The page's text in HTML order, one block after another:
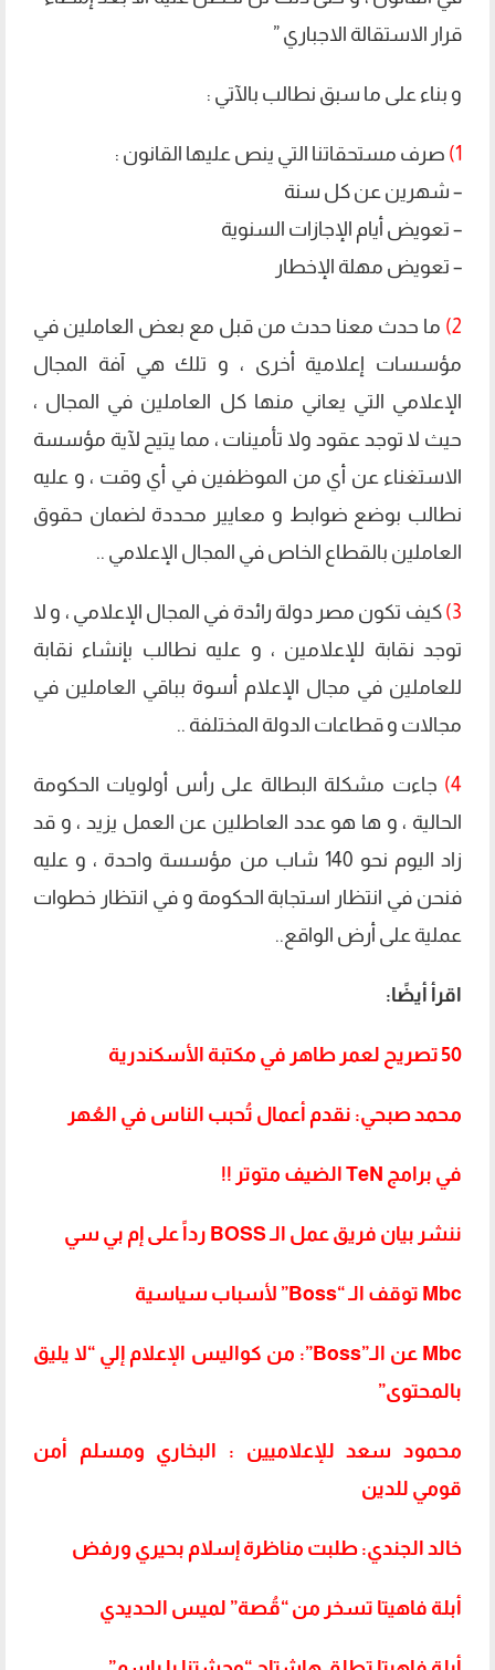
قرار الاستقالة الاجباري ”
و بناء على ما سبق نطالب بالآتي :
1) صرف مستحقاتنا التي ينص عليها القانون :
– شهرين عن كل سنة
– تعويض أيام الإجازات السنوية
– تعويض مهلة الإخطار
2) ما حدث معنا حدث من قبل مع بعض العاملين في
مؤسسات إعلامية أخرى ، و تلك هي آفة المجال
الإعلامي التي يعاني منها كل العاملين في المجال ،
حيث لا توجد عقود ولا تأمينات ، مما يتيح لآية مؤسسة
الاستغناء عن أي من الموظفين في أي وقت ، و عليه
نطالب بوضع ضوابط و معايير محددة لضمان حقوق
العاملين بالقطاع الخاص في المجال الإعلامي ..
3) كيف تكون مصر دولة رائدة في المجال الإعلامي ، و لا
توجد نقابة للإعلامين ، و عليه نطالب بإنشاء نقابة
للعاملين في مجال الإعلام أسوة بباقي العاملين في
مجالات و قطاعات الدولة المختلفة ..
4)
جاءت مشكلة البطالة على رأس أولويات الحكومة
الحالية ، و ها هو عدد العاطلين عن العمل يزيد ، و قد
زاد اليوم نحو 140 شاب من مؤسسة واحدة ، و عليه
فنحن في انتظار استجابة الحكومة و في انتظار خطوات
عملية على أرض الواقع..
اقرأ أيضًا:
50 تصريح لعمر طاهر في مكتبة الأسكندرية
محمد صبحي: نقدم أعمال تُحبب الناس في العُهر
في برامج TeN الضيف متوتر !!
ننشر بيان فريق عمل الـ BOSS رداً على إم بي سي
Mbc توقف الـ “Boss” لأسباب سياسية
Mbc عن الـ”Boss”: من كواليس الإعلام إلي “لا يليق
بالمحتوى”
محمود سعد للإعلاميين : البخاري ومسلم أمن
قومي للدين
خالد الجندي: طلبت مناظرة إسلام بحيري ورفض
أبلة فاهيتا تسخر من “قُصة” لميس الحديدي